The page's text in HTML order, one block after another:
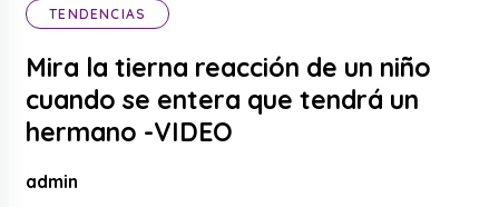
TENDENCIAS
Mira la tierna reacción de un niño
cuando se entera que tendrá un
hermano -VIDEO
admin